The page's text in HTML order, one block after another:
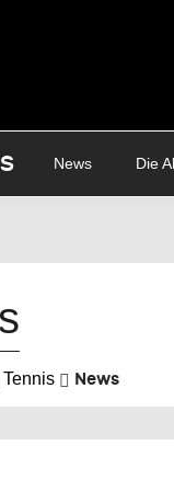
News Die
Tennis News